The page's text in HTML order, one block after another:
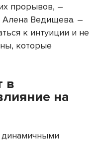
прорывов, –
Алена Ведищева. –
к интуиции и не
которые
в
на